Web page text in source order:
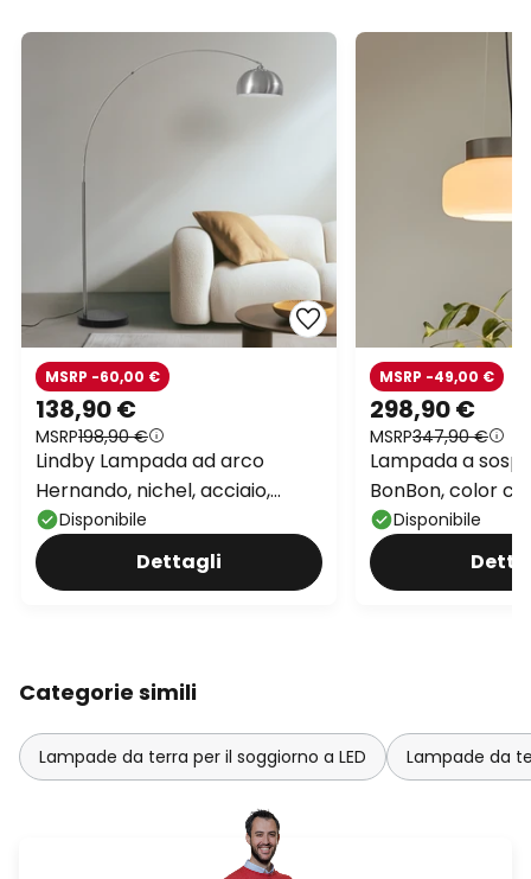
138,90 €
MSRP198,90 €
MSRP -60,00 €
Lindby Lampada ad arco
Hernando, nichel, acciaio,
altezza 188 cm
Disponibile
Dettagli
298,90 €
MSRP347,90 €
MSRP -49,00 €
Lampada a
BonBon, color
vetroDisponibile
Categorie simili
Lampade da terra per il soggiorno a LED Lampade da